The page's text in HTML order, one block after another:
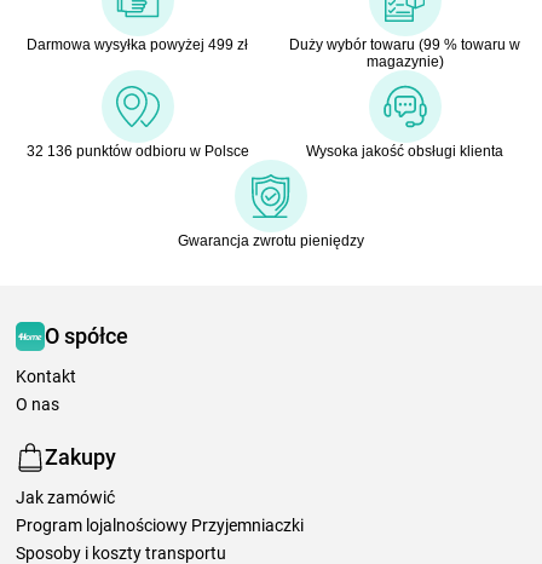
Darmowa wysyłka powyżej 499 zł
Duży wybór towaru (99 % towaru w
magazynie)
32 136 punktów odbioru w Polsce Wysoka jakość obsługi klienta
Gwarancja zwrotu pieniędzy
O spółce
Kontakt
O nas
Zakupy
Jak zamówić
Program lojalnościowy Przyjemniaczki
Sposoby i koszty transportu